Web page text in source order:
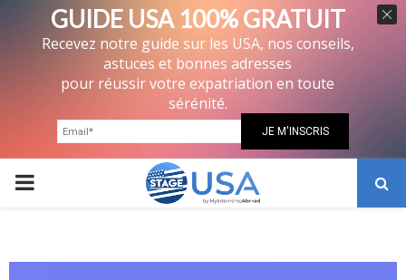
PRIMARY
GUIDE USA 100% GRATUIT
Recevez notre guide sur les USA, nos conseils,
astuces et bonnes adresses
pour réussir votre expatriation en toute
sérénité.